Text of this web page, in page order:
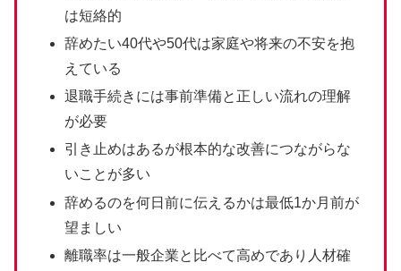
は短絡的
辞めたい40代や50代は家庭や将来の不安を抱
えている
退職手続きには事前準備と正しい流れの理解
が必要
引き止めはあるが根本的な改善につながらな
いことが多い
辞めるのを何日前に伝えるかは最低1か月前が
望ましい
離職率は一般企業と比べて高めであり人材確